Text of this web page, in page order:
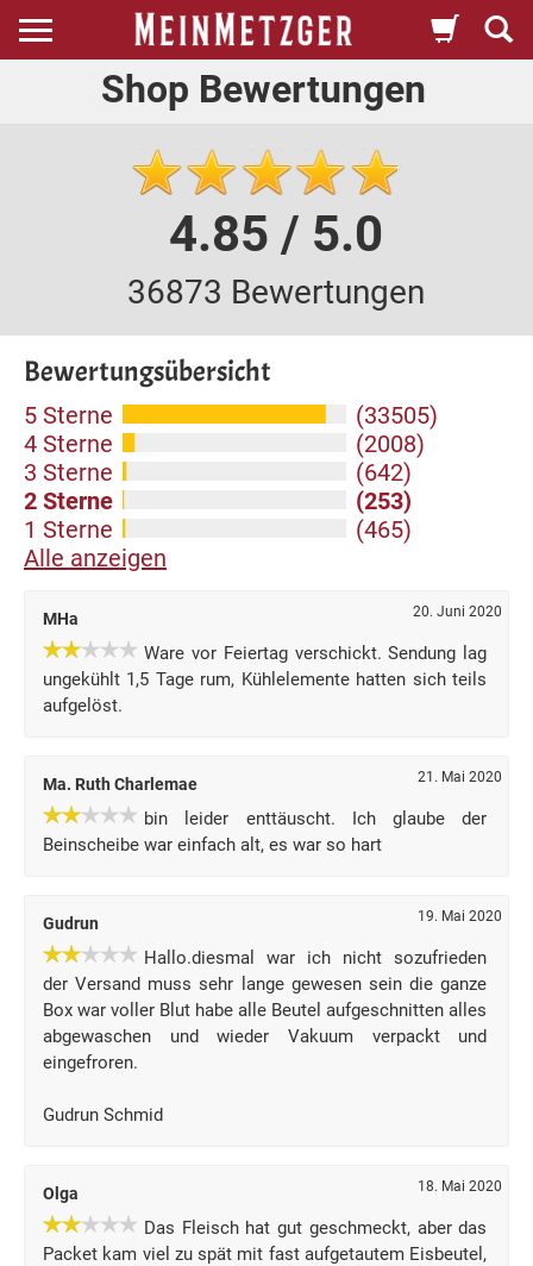
Shop Bewertungen
4.85 / 5.0
36873 Bewertungen
Bewertungsübersicht
5 Sterne
(33505)
4 Sterne
(2008)
3 Sterne
(642)
2 Sterne
(253)
1 Sterne
(465)
Alle anzeigen
MHa 20. Juni 2020
Ware vor Feiertag verschickt. Sendung lag
ungekühlt 1,5 Tage rum, Kühlelemente hatten sich teils
aufgelöst.
Ma. Ruth Charlemae 21. Mai 2020
bin leider enttäuscht. Ich glaube der
Beinscheibe war einfach alt, es war so hart
Gudrun 19. Mai 2020
Hallo.diesmal war ich nicht sozufrieden
der Versand muss sehr lange gewesen sein die ganze
Box war voller Blut habe alle Beutel aufgeschnitten alles
abgewaschen und wieder Vakuum verpackt und
eingefroren.
Gudrun Schmid
Olga 18. Mai 2020
Das Fleisch hat gut geschmeckt, aber das
Packet kam viel zu spät mit fast aufgetautem Eisbeutel,